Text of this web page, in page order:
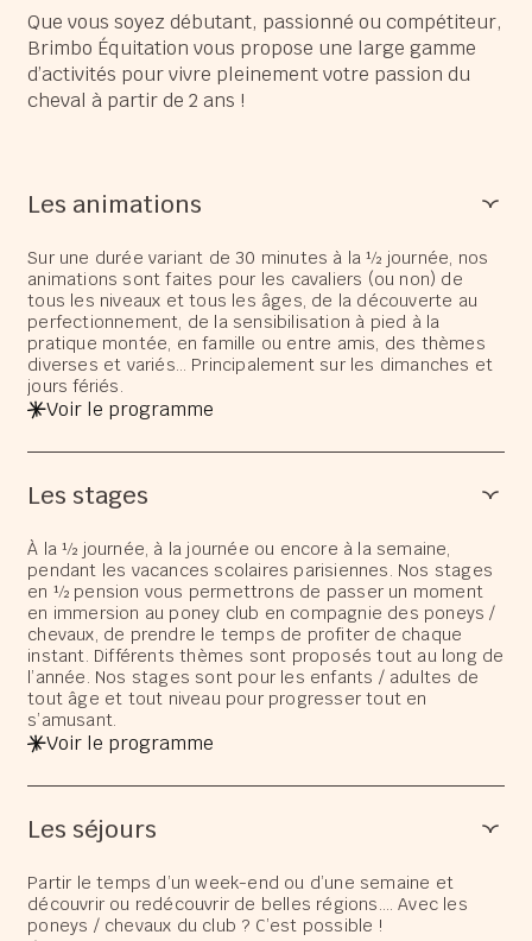
Que vous soyez débutant, passionné ou compétiteur,
Brimbo Équitation vous propose une large gamme
d’activités pour vivre pleinement votre passion du
cheval à partir de 2 ans !
Les animations
Sur une durée variant de 30 minutes à la ½ journée, nos
animations sont faites pour les cavaliers (ou non) de
tous les niveaux et tous les âges, de la découverte au
perfectionnement, de la sensibilisation à pied à la
pratique montée, en famille ou entre amis, des thèmes
diverses et variés… Principalement sur les dimanches et
jours fériés.
Voir le programme
Les stages
À la ½ journée, à la journée ou encore à la semaine,
pendant les vacances scolaires parisiennes. Nos stages
en ½ pension vous permettrons de passer un moment
en immersion au poney club en compagnie des poneys /
chevaux, de prendre le temps de profiter de chaque
instant. Différents thèmes sont proposés tout au long de
l’année. Nos stages sont pour les enfants / adultes de
tout âge et tout niveau pour progresser tout en
s’amusant.
Voir le programme
Les séjours
Partir le temps d’un week-end ou d’une semaine et
découvrir ou redécouvrir de belles régions…. Avec les
poneys / chevaux du club ? C’est possible !